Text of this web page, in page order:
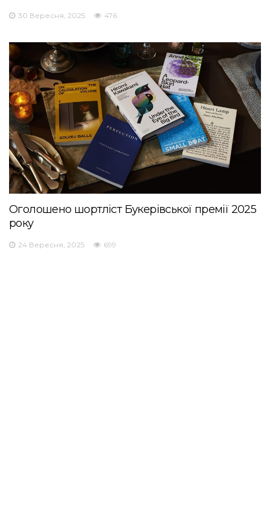
30 Вересня, 2025 476
Оголошено шортліст Букерівської премії 2025
року
24 Вересня, 2025 699